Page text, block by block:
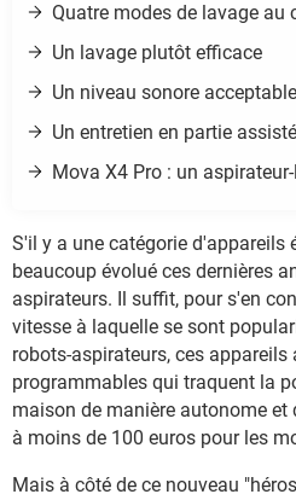
Quatre modes de lavage au
Un lavage plutôt efficace
Un niveau sonore acceptable
Un entretien en partie assisté
Mova X4 Pro : un
S'il y a une catégorie d'appareils
beaucoup évolué ces dernières
aspirateurs. Il suffit, pour s'en
vitesse à laquelle se sont
robots-aspirateurs, ces appareils
programmables qui traquent la
maison de manière autonome
à moins de 100 euros pour les
Mais à côté de ce nouveau